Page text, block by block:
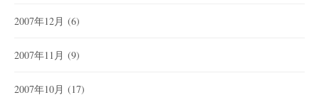
2007年12月 (6)
2007年11月 (9)
2007年10月 (17)